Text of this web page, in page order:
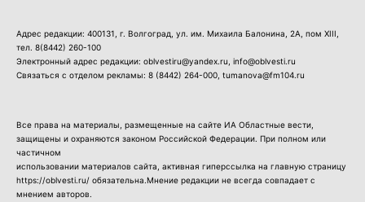
Адрес редакции: 400131, г. Волгоград, ул. им. Михаила Балонина, 2А, пом XIII,
тел. 8(8442) 260-100
Электронный адрес редакции: oblvestiru@yandex.ru, info@oblvesti.ru
Связаться с отделом рекламы: 8 (8442) 264-000 , tumanova@fm104.ru
Все права на материалы, размещенные на сайте ИА Областные вести,
защищены и охраняются законом Российской Федерации. При полном или
частичном
использовании материалов сайта, активная гиперссылка на главную страницу
https://oblvesti.ru/ обязательна.Мнение редакции не всегда совпадает с
мнением авторов.